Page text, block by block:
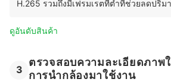
H.265 รวมถึงมีเฟรมเรตที่ต่ำที่ช่วยลดปริ
ดูอันดับสินค้า
3
ตรวจสอบความละเอียดภาพ
การนำกล้องมาใช้งาน